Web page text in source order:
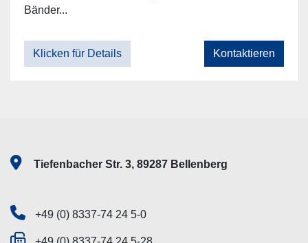
Bänder...
Klicken für Details Kontaktieren
Tiefenbacher Str. 3, 89287 Bellenberg
+49 (0) 8337-74 24 5-0